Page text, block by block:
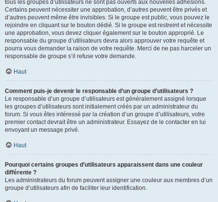
tous les groupes d’utilisateurs ne sont pas ouverts aux nouvelles adhésions.
Certains peuvent nécessiter une approbation, d’autres peuvent être privés et
d’autres peuvent même être invisibles. Si le groupe est public, vous pouvez le
rejoindre en cliquant sur le bouton dédié. Si le groupe est restreint et nécessite
une approbation, vous devez cliquer également sur le bouton approprié. Le
responsable du groupe d’utilisateurs devra alors approuver votre requête et
pourra vous demander la raison de votre requête. Merci de ne pas harceler un
responsable de groupe s’il refuse votre demande.
Haut
Comment puis-je devenir le responsable d’un groupe d’utilisateurs ?
Le responsable d’un groupe d’utilisateurs est généralement assigné lorsque
les groupes d’utilisateurs sont initialement créés par un administrateur du
forum. Si vous êtes intéressé par la création d’un groupe d’utilisateurs, votre
premier contact devrait être un administrateur. Essayez de le contacter en lui
envoyant un message privé.
Haut
Pourquoi certains groupes d’utilisateurs apparaissent dans une couleur
différente ?
Les administrateurs du forum peuvent assigner une couleur aux membres d’un
groupe d’utilisateurs afin de faciliter leur identification.